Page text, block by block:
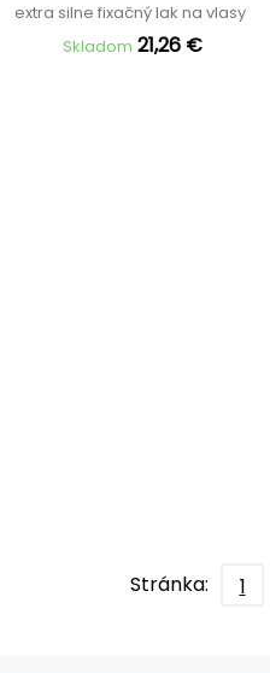
extra silne fixačný lak na vlasy
Skladom 21,26 €
Stránka: 1